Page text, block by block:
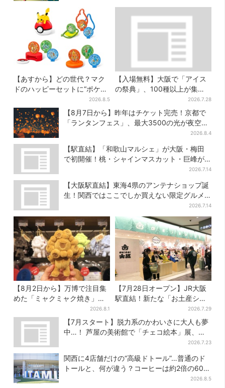
【あすから】どの世代？マク
ドのハッピーセットに“ポケモ
ンおもちゃ”、歴代30匹に「懐
かしい」と喜びの声
2026.8.5
【入場無料】大阪で「アイス
の祭典」、100種以上が集
結！グッズ＆タダ券が当たる
巨大ガチャも
2026.7.28
【8月7日から】昨年はチケット完売！京都で
「ランタンフェス」、最大3500の光が夜空
2026.8.4
【駅直結】「和歌山マルシェ」が大阪・梅田
で初開催！桃・シャインマスカット・巨峰が
2026.7.14
【大阪駅直結】東海4県のアンテナショップ誕
生！関西ではここでしか買えない限定グルメ
2026.7.14
【8月2日から】万博で注目集
めた「ミャクミャク焼き」初
グッズ化！大阪・梅田だけの
新商品が登場
2026.8.1
【7月28日オープン】JR大阪
駅直結！新たな「お土産ショ
ップ」、銘菓バラ売りで地元
民の“おやつ調達”にも
2026.7.29
【7月スタート】脱力系のかわいさに大人も夢
中…！ 芦屋の美術館で「チェコ絵本」展、老
2026.7.23
関西に4店舗だけの“高級ドトール”…普通のド
トールと、何が違う？コーヒーは約2倍の600
2026.8.5